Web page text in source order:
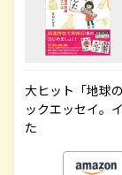
大ヒット「地球
ックエッセイ。
た